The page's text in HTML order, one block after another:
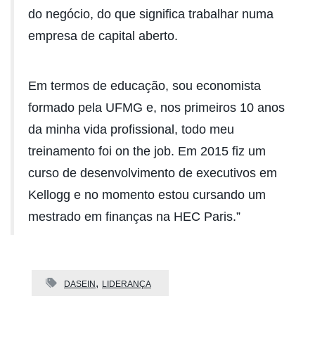
do negócio, do que significa trabalhar numa
empresa de capital aberto.
Em termos de educação, sou economista
formado pela UFMG e, nos primeiros 10 anos
da minha vida profissional, todo meu
treinamento foi on the job. Em 2015 fiz um
curso de desenvolvimento de executivos em
Kellogg e no momento estou cursando um
mestrado em finanças na HEC Paris.”
DASEIN LIDERANÇA